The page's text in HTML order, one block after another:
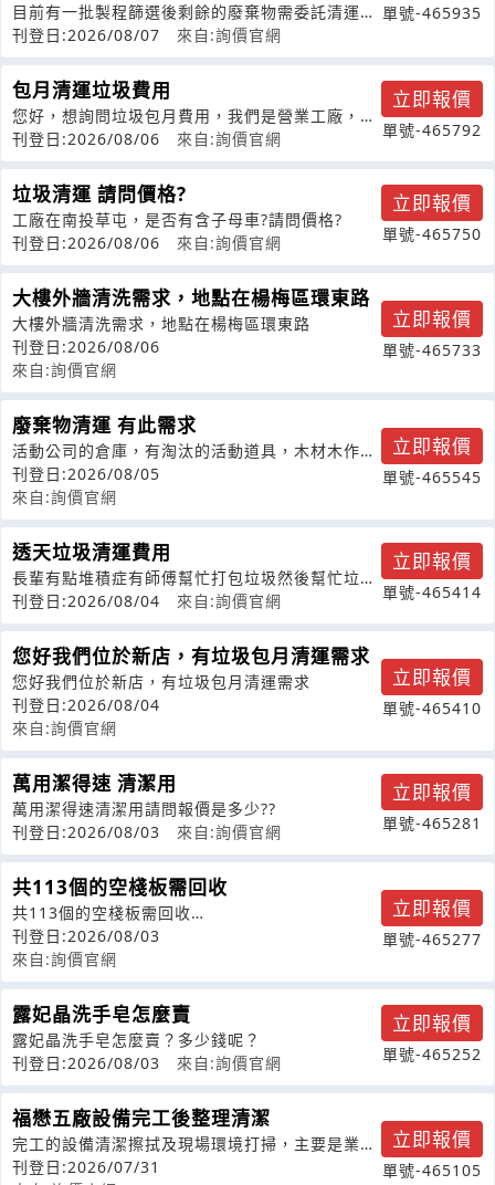
目前有一批製程篩選後剩餘的廢棄物需委託清運與
最終處置，想向貴司諮詢合作與報價。相
刊登日:2026/08/07 來自:詢價官網
單號-465935
包月清運垃圾費用
您好，想詢問垃圾包月費用，我們是營業工廠，會
有一般垃圾跟肉品廢棄物（肉末及修除的
刊登日:2026/08/06 來自:詢價官網
立即報價
單號-465792
垃圾清運 請問價格?
工廠在南投草屯，是否有含子母車?請問價格?
刊登日:2026/08/06
來自:詢價官網
立即報價
單號-465750
大樓外牆清洗需求，地點在楊梅區環東路
大樓外牆清洗需求，地點在楊梅區環東路
刊登日:2026/08/06
來自:詢價官網
立即報價
單號-465733
廢棄物清運 有此需求
活動公司的倉庫，有淘汰的活動道具，木材木作
板，合成板，雜物等等地址在608嘉義市
刊登日:2026/08/05
來自:詢價官網
立即報價
單號-465545
透天垃圾清運費用
長輩有點堆積症有師傅幫忙打包垃圾然後幫忙垃圾
清運嗎、一車費用是多少
刊登日:2026/08/04 來自:詢價官網
立即報價
單號-465414
您好我們位於新店，有垃圾包月清運需求
您好我們位於新店，有垃圾包月清運需求
刊登日:2026/08/04
來自:詢價官網
立即報價
單號-465410
萬用潔得速 清潔用
萬用潔得速清潔用請問報價是多少??
刊登日:2026/08/03
來自:詢價官網
立即報價
單號-465281
共113個的空棧板需回收
共113個的空棧板需回收
172.2×113.4×16.5cm*110個227.8
刊登日:2026/08/03
來自:詢價官網
立即報價
單號-465277
露妃晶洗手皂怎麼賣
露妃晶洗手皂怎麼賣？多少錢呢？
刊登日:2026/08/03
來自:詢價官網
立即報價
單號-465252
福懋五廠設備完工後整理清潔
完工的設備清潔擦拭及現場環境打掃，主要是業主
要做驗收堪查.
刊登日:2026/07/31
立即報價
單號-465105